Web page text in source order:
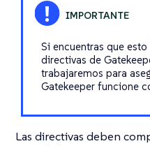
Si encuentras que
directivas de
trabajaremos para
Gatekeeper funcione
Las directivas deben